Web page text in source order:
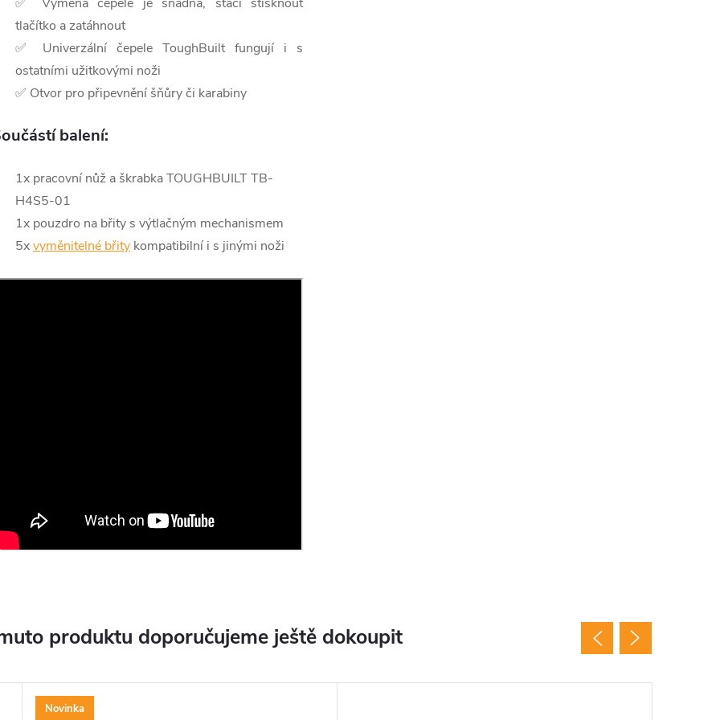
tlačítko a zatáhnout
✅ Univerzální čepele ToughBuilt fungují i s
ostatními užitkovými noži
✅ Otvor pro připevnění šňůry či karabiny
balení:
1x pracovní nůž a škrabka TOUGHBUILT TB-
H4S5-01
1x pouzdro na břity s výtlačným mechanismem
5xvyměnitelné břity kompatibilní i s jinými noži
produktu doporučujeme ještě dokoupit
Novinka